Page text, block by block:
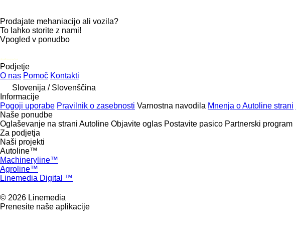
Prodajate mehaniacijo ali vozila?
To lahko storite z nami!
Vpogled v ponudbo
disallow-in-dsa
Podjetje
O nas Pomoč Kontakti
Slovenija / Slovenščina
Informacije
Pogoji uporabe Pravilnik o zasebnosti Varnostna navodila Mnenja o Autoline strani
Naše ponudbe
Oglaševanje na strani Autoline Objavite oglas Postavite pasico Partnerski program
Za podjetja
Naši projekti
Autoline™
Machineryline™
Agroline™
Linemedia Digital ™
© 2026 Linemedia
Prenesite naše aplikacije